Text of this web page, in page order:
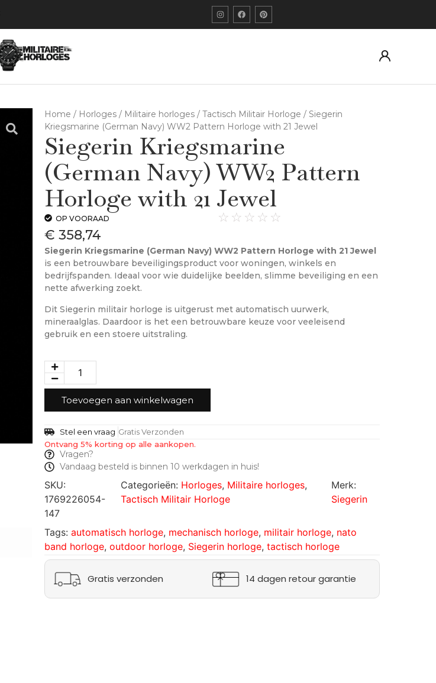
Home / Horloges / Militaire horloges / Tactisch Militair Horloge / Siegerin
Kriegsmarine (German Navy) WW2 Pattern Horloge with 21 Jewel
Siegerin Kriegsmarine
(German Navy) WW2 Pattern
Horloge with 21 Jewel
OP VOORAAD ☆ ☆ ☆ ☆ ☆
€ 358,74
Siegerin Kriegsmarine (German Navy) WW2 Pattern Horloge with 21 Jewel
is een betrouwbare beveiligingsproduct voor woningen, winkels en
bedrijfspanden. Ideaal voor wie duidelijke beelden, slimme beveiliging en een
nette afwerking zoekt.
Dit Siegerin militair horloge is uitgerust met automatisch uurwerk,
mineraalglas. Daardoor is het een betrouwbare keuze voor veeleisend
gebruik en een stoere uitstraling.
Toevoegen aan winkelwagen
Stel een vraag Gratis Verzonden
Ontvang 5% korting op alle aankopen.
Vragen?
Vandaag besteld is binnen 10 werkdagen in huis!
SKU:
1769226054-
147
Categorieën: Horloges, Militaire horloges,
Tactisch Militair Horloge
Merk:
Siegerin
Tags: automatisch horloge, mechanisch horloge, militair horloge, nato
band horloge, outdoor horloge, Siegerin horloge, tactisch horloge
Gratis verzonden 14 dagen retour garantie